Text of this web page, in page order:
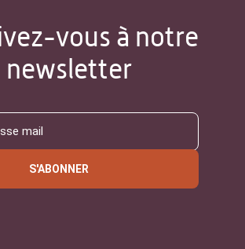
vous à notre
newsletter
S'ABONNER